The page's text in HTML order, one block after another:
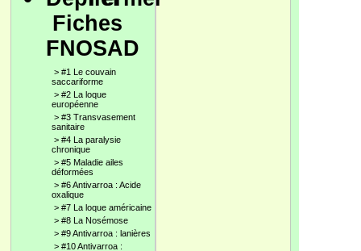
Fiches
FNOSAD
> #1 Le couvain
saccariforme
> #2 La loque
européenne
> #3 Transvasement
sanitaire
> #4 La paralysie
chronique
> #5 Maladie ailes
déformées
> #6 Antivarroa : Acide
oxalique
> #7 La loque américaine
> #8 La Nosémose
> #9 Antivarroa : lanières
> #10 Antivarroa :